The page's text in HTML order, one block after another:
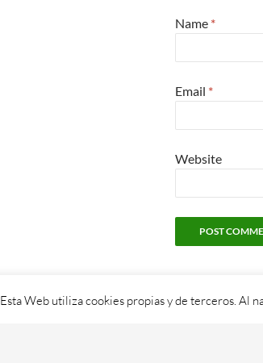
Name *
Email *
Website
Esta Web utiliza cookies propias y de terceros. Al